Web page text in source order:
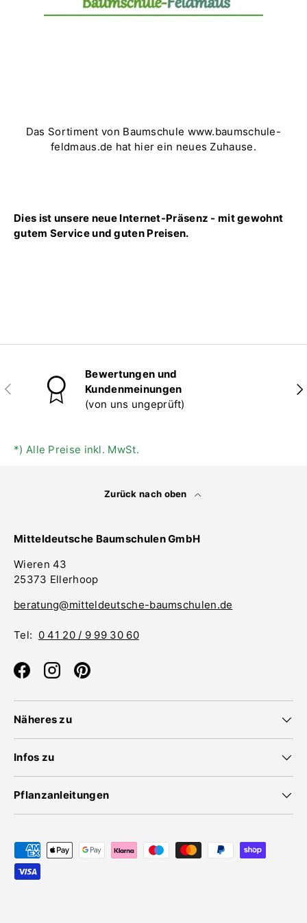
Das Sortiment von Baumschule www.baumschule-
feldmaus.de hat hier ein neues Zuhause.
Dies ist unsere neue Internet-Präsenz - mit gewohnt
gutem Service und guten Preisen.
Vorherige
Bewertungen und
Kundenmeinungen
(von uns ungeprüft)
*) Alle Preise inkl. MwSt.
Zurück nach oben
Mitteldeutsche Baumschulen GmbH
Wieren 43
25373 Ellerhoop
beratung@mitteldeutsche-baumschulen.de
Tel: 0 41 20 / 9 99 30 60
FacebookInstagramPinterest
Näheres zu
Infos zu
Pflanzanleitungen
Zahlungsmethoden